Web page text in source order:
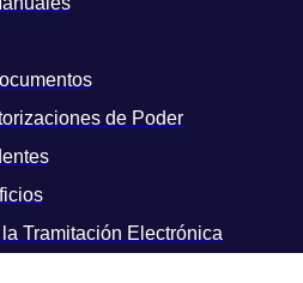
de Poder
Tramitación Electrónica